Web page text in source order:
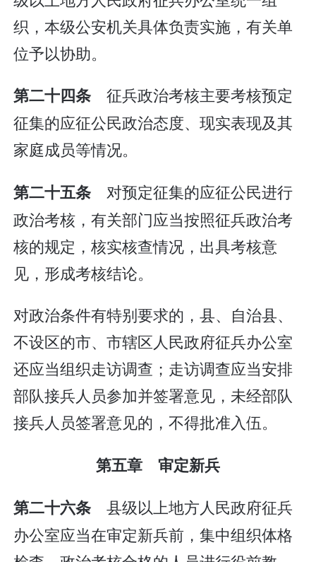
织，本级公安机关具体负责实施，有关单
位予以协助。
第二十四条 征兵政治考核主要考核预定
征集的应征公民政治态度、现实表现及其
家庭成员等情况。
第二十五条 对预定征集的应征公民进行
政治考核，有关部门应当按照征兵政治考
核的规定，核实核查情况，出具考核意
见，形成考核结论。
对政治条件有特别要求的，县、自治县、
不设区的市、市辖区人民政府征兵办公室
还应当组织走访调查；走访调查应当安排
部队接兵人员参加并签署意见，未经部队
接兵人员签署意见的，不得批准入伍。
第五章 审定新兵
第二十六条 县级以上地方人民政府征兵
办公室应当在审定新兵前，集中组织体格